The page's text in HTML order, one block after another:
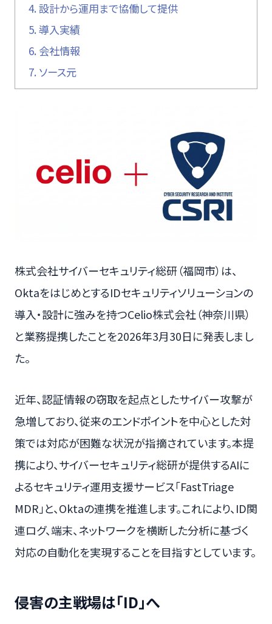
4. 設計から運用まで協働して提供
5. 導入実績
6. 会社情報
7. ソース元
株式会社サイバーセキュリティ総研（福岡市）は、
OktaをはじめとするIDセキュリティソリューションの
導入・設計に強みを持つCelio株式会社（神奈川県）
と業務提携したことを2026年3月30日に発表しまし
た。
近年、認証情報の窃取を起点としたサイバー攻撃が
急増しており、従来のエンドポイントを中心とした対
策では対応が困難な状況が指摘されています。本提
携により、サイバーセキュリティ総研が提供するAIに
よるセキュリティ運用支援サービス「FastTriage
MDR」と、Oktaの連携を推進します。これにより、ID関
連ログ、端末、ネットワークを横断した分析に基づく
対応の自動化を実現することを目指すとしています。
侵害の主戦場は「ID」へ